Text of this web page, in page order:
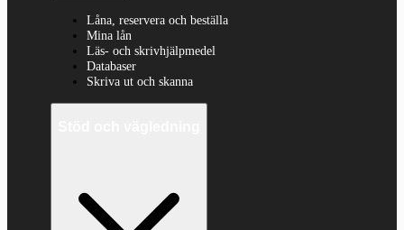
Låna, reservera och beställa
Mina lån
Läs- och skrivhjälpmedel
Databaser
Skriva ut och skanna